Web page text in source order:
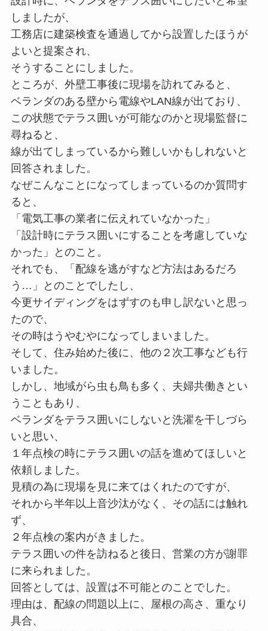
しましたが、
工務店に建築検査を通過してから設置したほうが
よいと提案され、
そうすることにしました。
ところが、外壁工事後に現場を訪れてみると、
ベランダのある壁から電線やLAN線が出ており、
この状態でテラス囲いが可能なのかと現場監督に
尋ねると、
線が出てしまっているから難しいかもしれないと
回答されました。
なぜこんなことになってしまっているのか質問す
ると、
「電気工事の業者に伝えれていなかった」
「設計時にテラス囲いにすることを考慮していな
かった」とのこと。
それでも、「配線を逃がすなど方法はあるだろ
う…」とのことでしたし、
今更サイディングをはずすのも申し訳ないと思っ
たので、
その時はうやむやになってしまいました。
そして、住み始めた後に、他の２次工事なども行
いました。
しかし、地域がら虫も鳥も多く、夫婦共働きとい
うこともあり、
ベランダをテラス囲いにしないと洗濯を干しづら
いと思い、
１年点検の時にテラス囲いの話を進めてほしいと
依頼しました。
見積の為に現場を見に来てはくれたのですが、
それから半年以上音沙汰がなく、その話には触れ
ず、
２年点検の案内がきました。
テラス囲いの件を訪ねると後日、営業の方が謝罪
に来られました。
回答としては、設置は不可能とのことでした。
理由は、配線の問題以上に、屋根の高さ、重なり
具合、